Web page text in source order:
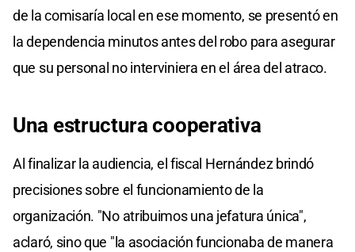
de la comisaría local en ese momento, se presentó en
la dependencia minutos antes del robo para asegurar
que su personal no interviniera en el área del atraco.
Una estructura cooperativa
Al finalizar la audiencia, el fiscal Hernández brindó
precisiones sobre el funcionamiento de la
organización. "No atribuimos una jefatura única",
aclaró, sino que "la asociación funcionaba de manera